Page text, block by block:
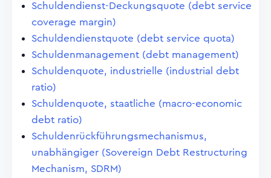
Schuldendienst-Deckungsquote (debt service
coverage margin)
Schuldendienstquote (debt service quota)
Schuldenmanagement (debt management)
Schuldenquote, industrielle (industrial debt
ratio)
Schuldenquote, staatliche (macro-economic
debt ratio)
Schuldenrückführungsmechanismus,
unabhängiger (Sovereign Debt Restructuring
Mechanism, SDRM)